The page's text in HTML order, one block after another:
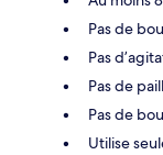
Pas de
Pas
Pas de
Pas de
Utilise